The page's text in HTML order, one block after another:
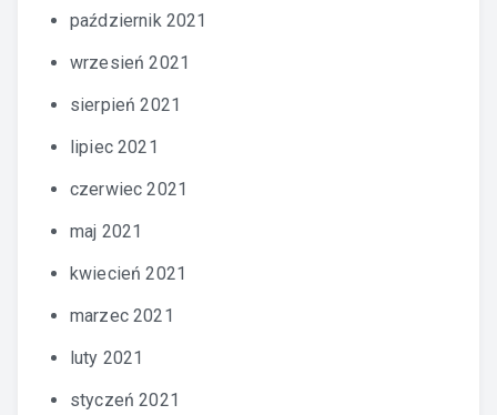
październik 2021
wrzesień 2021
sierpień 2021
lipiec 2021
czerwiec 2021
maj 2021
kwiecień 2021
marzec 2021
luty 2021
styczeń 2021